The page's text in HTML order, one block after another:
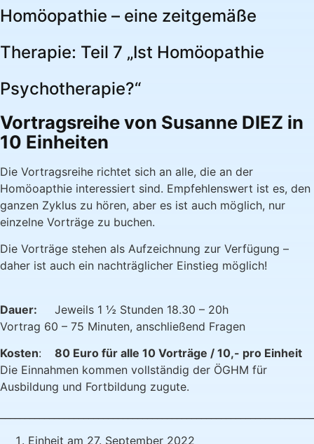
Homöopathie – eine zeitgemäße
Therapie: Teil 7 „Ist Homöopathie
Psychotherapie?“
Vortragsreihe von Susanne DIEZ in
10 Einheiten
Die Vortragsreihe richtet sich an alle, die an der
Homöoapthie interessiert sind. Empfehlenswert ist es, den
ganzen Zyklus zu hören, aber es ist auch möglich, nur
einzelne Vorträge zu buchen.
Die Vorträge stehen als Aufzeichnung zur Verfügung –
daher ist auch ein nachträglicher Einstieg möglich!
Dauer: Jeweils 1 ½ Stunden 18.30 – 20h
Vortrag 60 – 75 Minuten, anschließend Fragen
Kosten:
80 Euro für alle 10 Vorträge / 10,- pro Einheit
Die Einnahmen kommen vollständig der ÖGHM für
Ausbildung und Fortbildung zugute.
Einheit am 27. September 2022